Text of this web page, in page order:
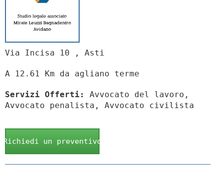
Via Incisa 10 , Asti
A 12.61 Km da agliano terme
Servizi Offerti:
Avvocato del lavoro,
Avvocato penalista, Avvocato civilista
Richiedi un preventivo